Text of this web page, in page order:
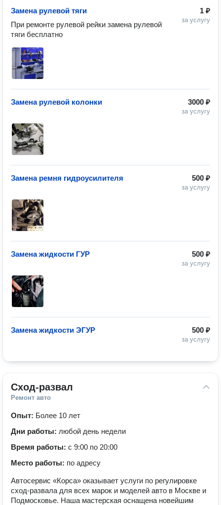
1 ₽
за услугу
Замена рулевой тяги
При ремонте рулевой рейки замена рулевой
тяги бесплатно
3000 ₽
за услугу
Замена рулевой колонки
500 ₽
за услугу
Замена ремня гидроусилителя
500 ₽
за услугу
Замена жидкости ГУР
500 ₽
за услугу
Замена жидкости ЭГУР
Сход-развал
Ремонт авто
Опыт: Более 10 лет
Дни работы: любой день недели
Время работы: с 9:00 по 20:00
Место работы: по адресу
Автосервис «Корса» оказывает услуги по регулировке
сход-развала для всех марок и моделей авто в Москве и
Подмосковье. Наша мастерская оснащена новейшим